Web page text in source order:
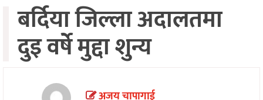
अर्थतन्त्र
स्वास्थ्य
अन्तर्राष्ट्रिय
मनोरन्जन
बर्दिया जिल्ला अदालतमा
दुइ वर्षे मुद्दा शुन्य